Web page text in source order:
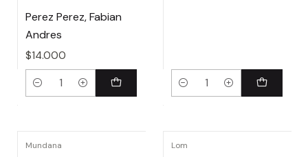
Perez Perez, Fabian
Andres
$14.000
Cantidad Cantidad
Mundana Lom